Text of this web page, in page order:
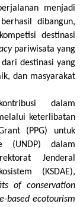
menjadi
dibangun,
destinasi
pariwisata yang
destinasi yang
dan masyarakat
dalam
keterlibatan
(
(UNDP) dalam
Jenderal
(KSDAE),
of conservation
based ecotourism